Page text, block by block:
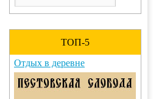
ТОП-5
Отдых в деревне